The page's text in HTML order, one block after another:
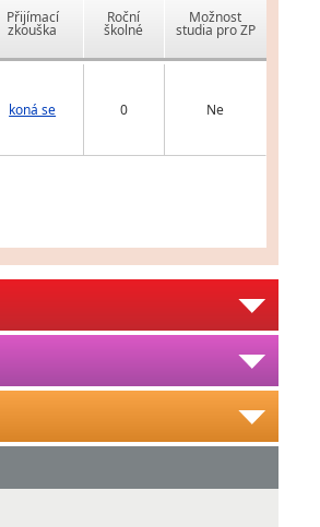
Přijímací
zkouška
Roční
školné
Možnost
studia pro ZP
koná se 0 Ne